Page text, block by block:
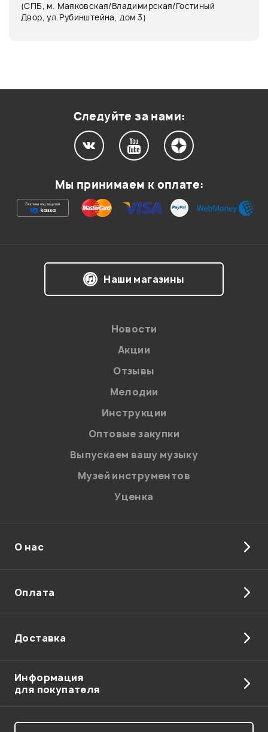
(СПБ, м. Маяковская/Владимирская/Гостиный
Двор, ул.Рубинштейна, дом 3)
Следуйте за нами:
Мы принимаем к оплате:
Наши магазины
Новости
Акции
Отзывы
Мелодии
Инструкции
Оптовые закупки
Выпускаем вашу музыку
Музей инструментов
Уценка
О нас
Оплата
Доставка
Информация
для покупателя